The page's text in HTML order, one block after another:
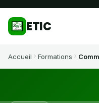
ETIC
Accueil Formations